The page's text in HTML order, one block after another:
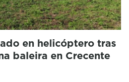
en helicóptero tras
baleira en Crecente